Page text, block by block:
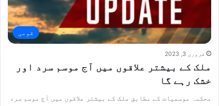
قومی
فروری 3, 2023
ملک کے بیشتر علاقوں میں آج موسم سرد اور
خشک رہے گا
محکمہ موسمیات کے مطابق ملک کے بیشتر علاقوں میں آج موسم سرد